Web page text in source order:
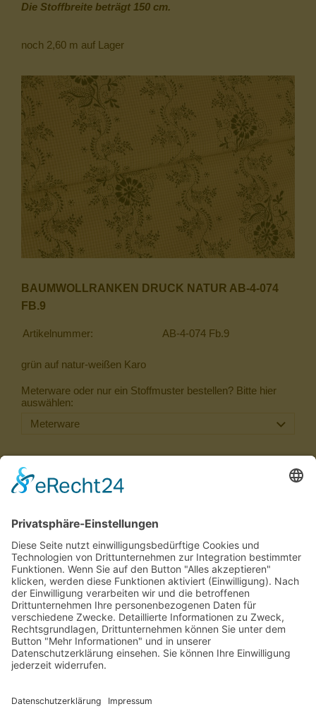
Die Stoffbreite beträgt 150 cm.
noch 2,60 m auf Lager
BAUMWOLLRANKEN DRUCK NATUR AB-4-074
FB.9
Artikelnummer: AB-4-074 Fb.9
grün auf natur-weißen Karo
Meterware oder nur ein Stoffmuster bestellen? Bitte hier
auswählen:
22,30 €
Inkl. 20 % USt. zzgl. Versand
Sofort ab Lager
Laufmeter *(22,30 € / lfm):
In den Warenkorb
Für später merken